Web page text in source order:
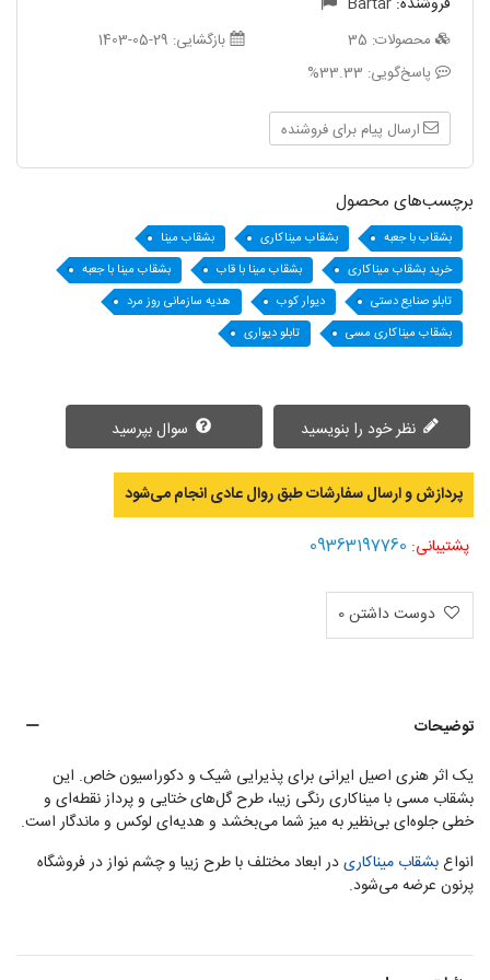
35
1403-05-29
33.33%
ارسال پیام برای فروشنده
برچسب‌های محصول
بشقاب با جعبه بشقاب میناکاری
بشقاب مینا
خرید بشقاب میناکاری
بشقاب مینا با قاب
بشقاب مینا با جعبه
تابلو صنایع دستی
دیوار کوب
هدیه سازمانی روز مرد
بشقاب میناکاری مسی
تابلو دیواری
نظر خود را بنویسید
پردازش و ارسال سفارشات طبق روال عادی انجام می‌‌شود
پشتیبانی: 09363197760
دوست داشتن0
توضیحات
یک اثر هنری اصیل ایرانی برای پذیرایی شیک و دکوراسیون خاص. این
بشقاب مسی با میناکاری رنگی زیبا، طرح گل‌های ختایی و پرداز نقطه‌ای و
خطی جلوه‌ای بی‌نظیر به میز شما می‌بخشد و هدیه‌ای لوکس و ماندگار است.
انواعبشقاب میناکاریدر ابعاد مختلف با طرح زیبا و چشم نواز در فروشگاه
پرنون عرضه می‌‌شود.